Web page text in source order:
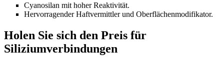
Cyanosilan mit hoher Reaktivität.
Hervorragender Haftvermittler und Oberflächenmodifikator.
Holen Sie sich den Preis für
Siliziumverbindungen